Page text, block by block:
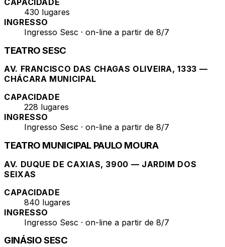
430 lugares
INGRESSO
Ingresso Sesc · on-line a partir de 8/7
TEATRO SESC
AV. FRANCISCO DAS CHAGAS OLIVEIRA, 1333 —
CHÁCARA MUNICIPAL
CAPACIDADE
228 lugares
INGRESSO
Ingresso Sesc · on-line a partir de 8/7
TEATRO MUNICIPAL PAULO MOURA
AV. DUQUE DE CAXIAS, 3900 — JARDIM DOS
SEIXAS
CAPACIDADE
840 lugares
INGRESSO
Ingresso Sesc · on-line a partir de 8/7
GINÁSIO SESC